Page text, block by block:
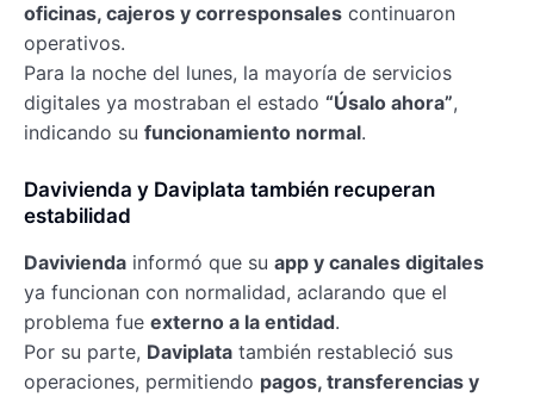
oficinas, cajeros y corresponsales continuaron
operativos.
Para la noche del lunes, la mayoría de servicios
digitales ya mostraban el estado “Úsalo ahora”,
indicando su funcionamiento normal.
Davivienda y Daviplata también recuperan
estabilidad
Davivienda informó que su app y canales digitales
ya funcionan con normalidad, aclarando que el
problema fue externo a la entidad.
Por su parte, Daviplata también restableció sus
operaciones, permitiendo pagos, transferencias y